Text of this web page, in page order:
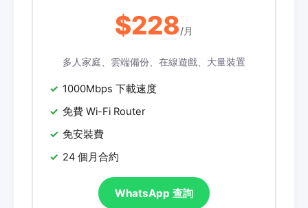
$228/月
多人家庭、雲端備份、在線遊戲、大量裝置
1000Mbps 下載速度
免費 Wi-Fi Router
免安裝費
24 個月合約
WhatsApp 查詢